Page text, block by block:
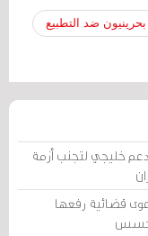
بحرينيون ضد التطبيع
خليجي لتجنب أزمة
قضائية رفعها